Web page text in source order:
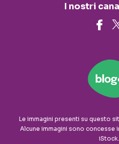
I nostri
Le immagini presenti su questo
Alcune immagini sono concesse
iStock.